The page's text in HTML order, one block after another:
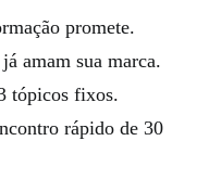
promete.
amam sua marca.
tópicos fixos.
rápido de 30